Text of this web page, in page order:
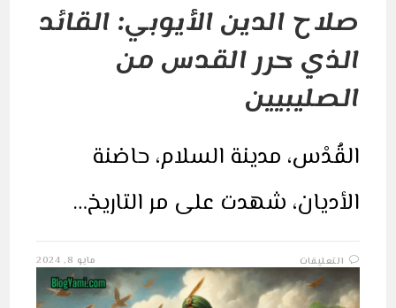
صلاح الدين الأيوبي: القائد
الذي حرر القدس من
الصليبيين
القُدْس، مدينة السلام، حاضنة
الأديان، شهدت على مر التاريخ…
التعليقاتصلاح
الدين
الأيوبي:
مايو 8, 2024